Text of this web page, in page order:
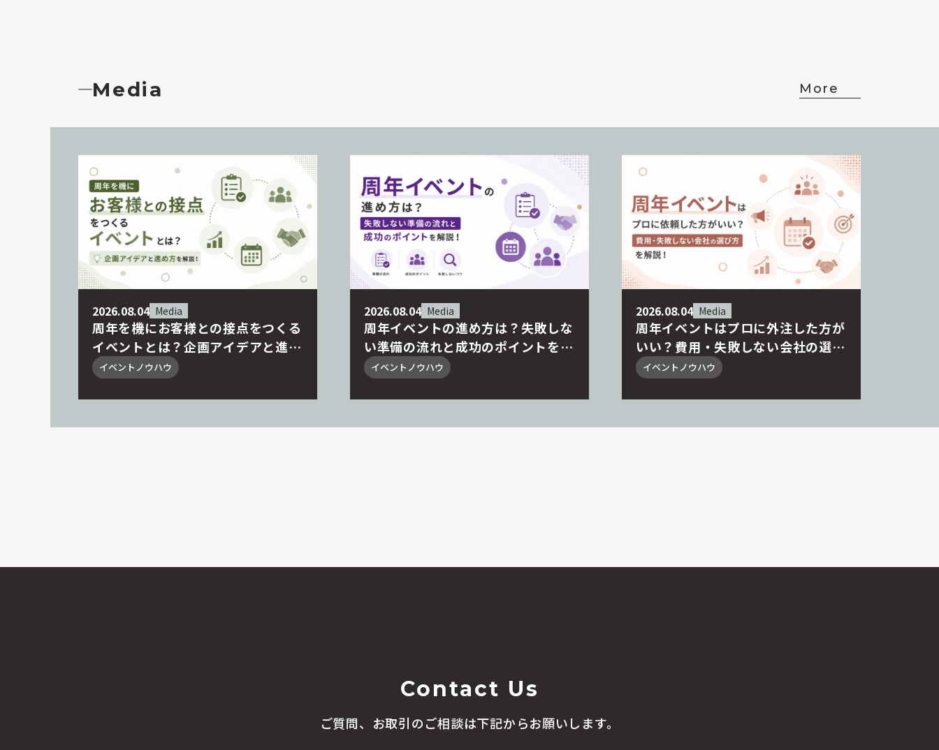
Media More
2026.08.04 Media
周年を機にお客様との接点をつくる
イベントとは？企画アイデアと進め
方を解説！
イベントノウハウ
2026.08.04 Media
周年イベントの進め方は？失敗しな
い準備の流れと成功のポイントを解
説！
イベントノウハウ
2026.08.04 Media
周年イベントはプロに外注した方が
いい？費用・失敗しない会社の選び
方を解説！
イベントノウハウ
Contact Us
ご質問、お取引のご相談は下記からお願いします。